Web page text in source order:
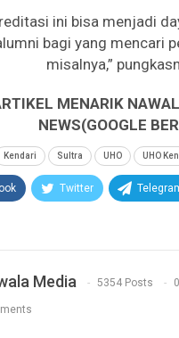
ini bisa menjadi
bagi yang mencari
misalnya,”
MENARIK
NEWS(GOOGLE
Kendari Sultra UHO UHO
Twitter
Media 5354 Posts 0